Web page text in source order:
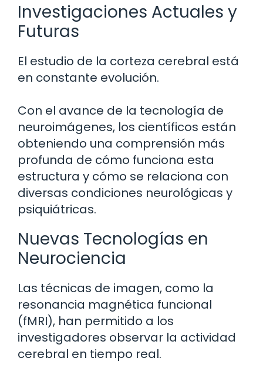
Investigaciones Actuales y
Futuras
El estudio de la corteza cerebral está
en constante evolución.
Con el avance de la tecnología de
neuroimágenes, los científicos están
obteniendo una comprensión más
profunda de cómo funciona esta
estructura y cómo se relaciona con
diversas condiciones neurológicas y
psiquiátricas.
Nuevas Tecnologías en
Neurociencia
Las técnicas de imagen, como la
resonancia magnética funcional
(fMRI), han permitido a los
investigadores observar la actividad
cerebral en tiempo real.